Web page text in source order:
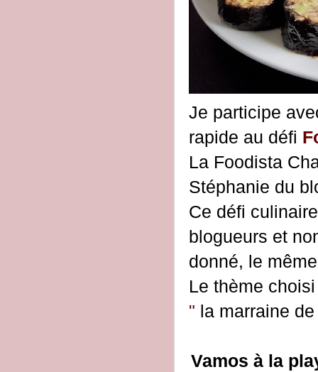
Je participe
rapide au défi
La Foodista
Stéphanie du
Ce défi
blogueurs et
donné, le
Le thème
" la marraine
Vamos